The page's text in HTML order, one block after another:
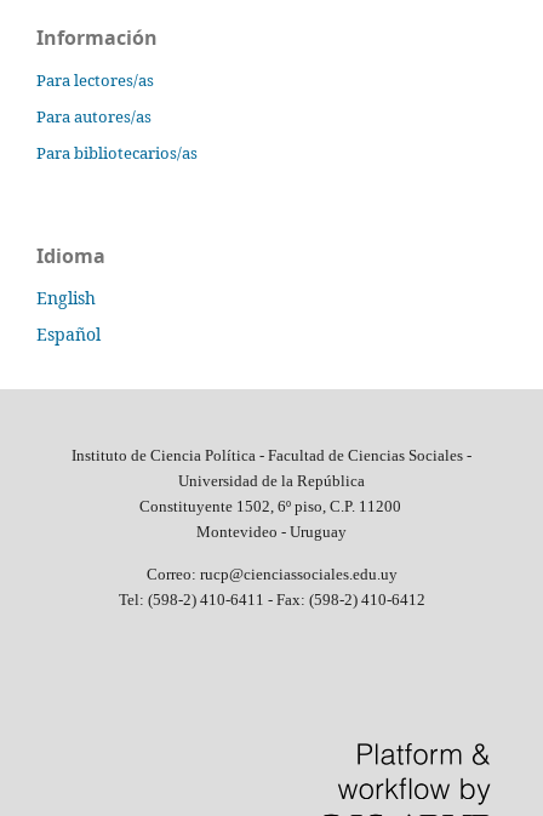
Información
Para lectores/as
Para autores/as
Para bibliotecarios/as
Idioma
English
Español
Instituto de Ciencia Política - Facultad de Ciencias Sociales -
Universidad de la República
Constituyente 1502, 6º piso, C.P. 11200
Montevideo - Uruguay
Correo: rucp@cienciassociales.edu.uy
Tel: (598-2) 410-6411 - Fax: (598-2) 410-6412